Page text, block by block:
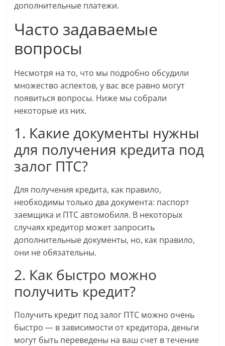
дополнительные платежи.
Часто задаваемые
вопросы
Несмотря на то, что мы подробно обсудили
множество аспектов, у вас все равно могут
появиться вопросы. Ниже мы собрали
некоторые из них.
1. Какие документы нужны
для получения кредита под
залог ПТС?
Для получения кредита, как правило,
необходимы только два документа: паспорт
заемщика и ПТС автомобиля. В некоторых
случаях кредитор может запросить
дополнительные документы, но, как правило,
они не обязательны.
2. Как быстро можно
получить кредит?
Получить кредит под залог ПТС можно очень
быстро — в зависимости от кредитора, деньги
могут быть переведены на ваш счет в течение